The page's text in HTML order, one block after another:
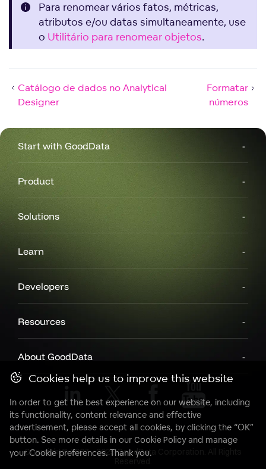
Para renomear vários fatos, métricas,
atributos e/ou datas simultaneamente, use
o Utilitário para renomear objetos.
Catálogo de dados no Analytical
Designer
Formatar
números
Start with GoodData
Product
Solutions
Learn
Developers
Resources
About GoodData
Copyright© 2007 - 2025 GoodData Corporation. All Rights
Cookies help us to improve this website
In order to get the best experience on our website, including
its functionality, content relevance and effective
advertisement, please accept all cookies, by clicking the “OK”
button. See more details in our Cookie Policyand manage
your Cookie preferences. Thank you.